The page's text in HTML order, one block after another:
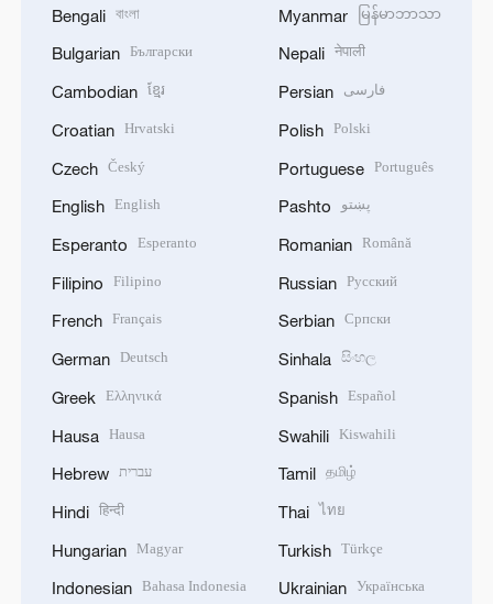
Bengali বাংলা
Bulgarian Български
Cambodian ខ្មែរ
Croatian Hrvatski
Czech Český
English English
Esperanto Esperanto
Filipino Filipino
French Français
German Deutsch
Greek Ελληνικά
Hausa Hausa
Hebrew עברית
Hindi हिन्दी
Hungarian Magyar
Indonesian Bahasa Indonesia
Myanmar မြန်မာဘာသာ
Nepali नेपाली
Persian فارسی
Polish Polski
Portuguese Português
Pashto پښتو
Romanian Română
Russian Русский
Serbian Српски
Sinhala සිංහල
Spanish Español
Swahili Kiswahili
Tamil தமிழ்
Thai ไทย
Turkish Türkçe
Ukrainian Українська